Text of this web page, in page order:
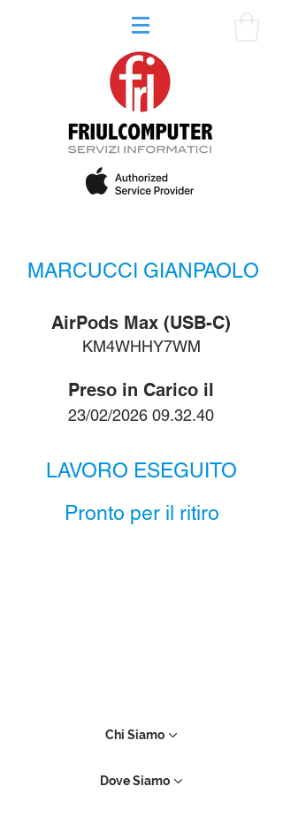
MARCUCCI GIANPAOLO
KM4WHHY7WM
AirPods Max (USB-C)
Preso in Carico il
23/02/2026 09.32.40
LAVORO ESEGUITO
Pronto per il ritiro
Chi Siamo
Dove Siamo